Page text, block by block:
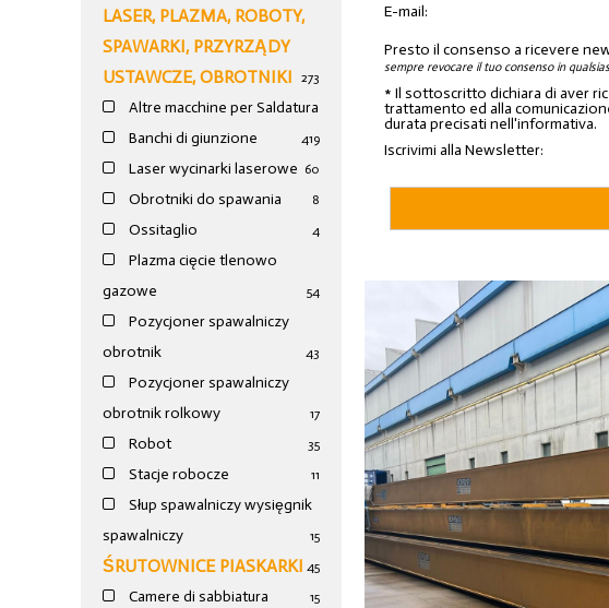
LASER, PLAZMA, ROBOTY,
SPAWARKI, PRZYRZĄDY
USTAWCZE, OBROTNIKI
273
Altre macchine per Saldatura
19
Banchi di giunzione 4
Laser wycinarki laserowe 60
Obrotniki do spawania 8
Ossitaglio 4
Plazma cięcie tlenowo
gazowe
54
Pozycjoner spawalniczy
obrotnik
43
Pozycjoner spawalniczy
obrotnik rolkowy
17
Robot 35
Stacje robocze 11
Słup spawalniczy wysięgnik
spawalniczy
15
ŚRUTOWNICE PIASKARKI 45
Camere di sabbiatura 15
E-mail:
Presto il consenso a ricevere
sempre revocare il tuo consenso in
* Il sottoscritto dichiara di aver
trattamento ed alla
durata precisati nell'informativa.
Iscrivimi alla Newsletter: